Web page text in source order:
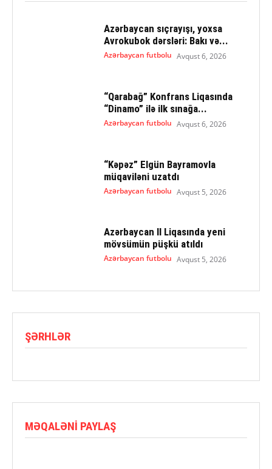
Azərbaycan sıçrayışı, yoxsa
Avrokubok dərsləri: Bakı və...
Azərbaycan futbolu Avqust 6, 2026
“Qarabağ” Konfrans Liqasında
“Dinamo” ilə ilk sınağa...
Azərbaycan futbolu Avqust 6, 2026
“Kəpəz” Elgün Bayramovla
müqaviləni uzatdı
Azərbaycan futbolu Avqust 5, 2026
Azərbaycan II Liqasında yeni
mövsümün püşkü atıldı
Azərbaycan futbolu Avqust 5, 2026
ŞƏRHLƏR
MƏQALƏNI PAYLAŞ